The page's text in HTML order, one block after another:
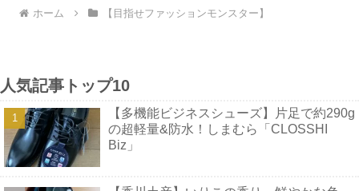
ホーム 【目指せファッションモンスター】
人気記事トップ10
【多機能ビジネスシューズ】片足で約290g
の超軽量&防水！しまむら「CLOSSHI
Biz」